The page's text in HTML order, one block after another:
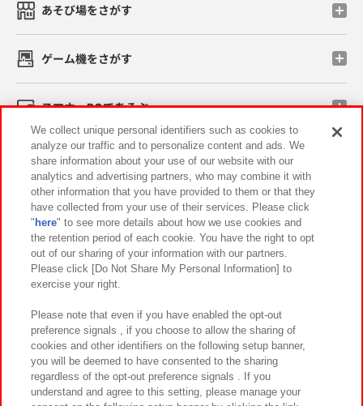
あそび場をさがす
ゲーム機をさがす
スマホ・PCであそぶ
イベント・キャンペーン
関連会社 サステナビリティ サイトポリシー
プライバシーポリシー ウェブアクセシビリティ方針と検証結果
お取引先さまとともに
カスタマーハラスメント対応方針 よくあるご質問・お問い合わせ
We collect unique personal identifiers such as cookies to
analyze our traffic and to personalize content and ads. We
share information about your use of our website with our
analytics and advertising partners, who may combine it with
other information that you have provided to them or that they
have collected from your use of their services. Please click
" here" to see more details about how we use cookies and
the retention period of each cookie. You have the right to opt
out of our sharing of your information with our partners.
Please click [Do Not Share My Personal Information] to
exercise your right.
Please note that even if you have enabled the opt-out
preference signals , if you choose to allow the sharing of
cookies and other identifiers on the following setup banner,
you will be deemed to have consented to the sharing
regardless of the opt-out preference signals . If you
understand and agree to this setting, please manage your